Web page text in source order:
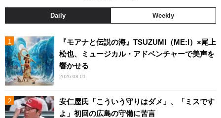
Daily Weekly
『モアナと伝説の海』TSUZUMI（ME:I）×尾上
松也、ミュージカル・アドベンチャーで美声を
響かせる
2026.08.01
安仁屋氏「こういう守りはダメ」、「ミスです
よ」初回の広島の守備に苦言